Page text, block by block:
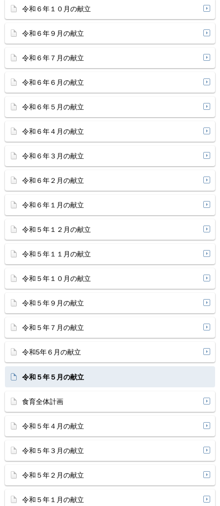
令和６年１０月の献立
令和６年９月の献立
令和６年７月の献立
令和６年６月の献立
令和６年５月の献立
令和６年４月の献立
令和６年３月の献立
令和６年２月の献立
令和６年１月の献立
令和５年１２月の献立
令和５年１１月の献立
令和５年１０月の献立
令和５年９月の献立
令和５年７月の献立
令和5年６月の献立
令和５年５月の献立
食育全体計画
令和５年４月の献立
令和５年３月の献立
令和５年２月の献立
令和５年１月の献立